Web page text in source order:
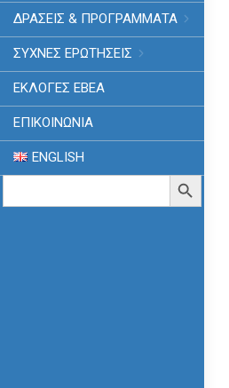
ΔΡΑΣΕΙΣ & ΠΡΟΓΡΑΜΜΑΤΑ
ΣΥΧΝΕΣ ΕΡΩΤΗΣΕΙΣ
ΕΚΛΟΓΈΣ ΕΒΕΑ
ΕΠΙΚΟΙΝΩΝΙΑ
ENGLISH
Search
Search Button